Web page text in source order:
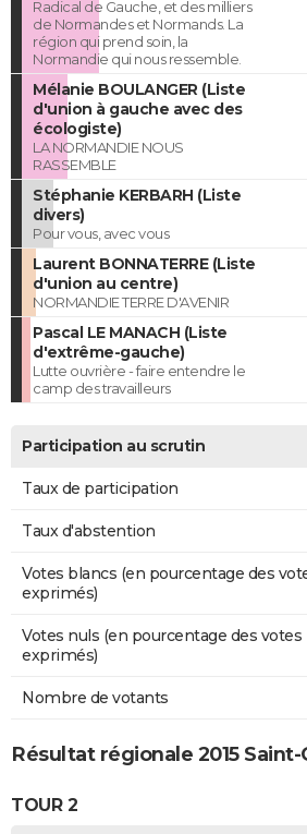
Radical de Gauche, et des milliers
de Normandes et Normands. La
région qui prend soin, la
Normandie qui nous ressemble.
Mélanie BOULANGER (Liste
d'union à gauche avec des
écologiste)
LA NORMANDIE NOUS
RASSEMBLE
Stéphanie KERBARH (Liste
divers)
Pour vous, avec vous
Laurent BONNATERRE (Liste
d'union au centre)
NORMANDIE TERRE D'AVENIR
Pascal LE MANACH (Liste
d'extrême-gauche)
Lutte ouvrière - faire entendre le
camp des travailleurs
Participation au scrutin
Taux de participation
Taux d'abstention
Votes blancs (en pourcentage des
exprimés)
Votes nuls (en pourcentage des votes
exprimés)
Nombre de votants
Résultat régionale 2015
TOUR 2